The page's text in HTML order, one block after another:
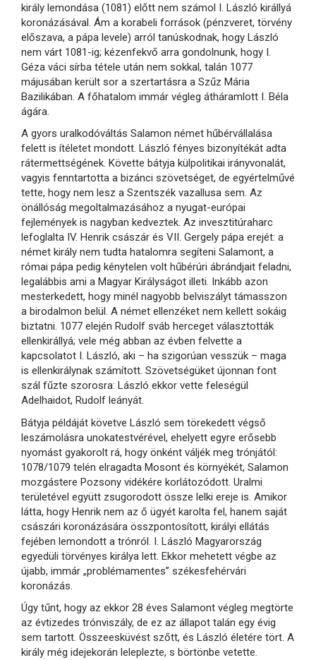
király lemondása (1081) előtt nem számol I. László királlyá
koronázásával. Ám a korabeli források (pénzveret, törvény
előszava, a pápa levele) arról tanúskodnak, hogy László
nem várt 1081-ig; kézenfekvő arra gondolnunk, hogy I.
Géza váci sírba tétele után nem sokkal, talán 1077
májusában került sor a szertartásra a Szűz Mária
Bazilikában. A főhatalom immár végleg átháramlott I. Béla
ágára.
A gyors uralkodóváltás Salamon német hűbérvállalása
felett is ítéletet mondott. László fényes bizonyítékát adta
rátermettségének. Követte bátyja külpolitikai irányvonalát,
vagyis fenntartotta a bizánci szövetséget, de egyértelművé
tette, hogy nem lesz a Szentszék vazallusa sem. Az
önállóság megoltalmazásához a nyugat-európai
fejlemények is nagyban kedveztek. Az invesztitúraharc
lefoglalta IV. Henrik császár és VII. Gergely pápa erejét: a
német király nem tudta hatalomra segíteni Salamont, a
római pápa pedig kénytelen volt hűbérúri ábrándjait feladni,
legalábbis ami a Magyar Királyságot illeti. Inkább azon
mesterkedett, hogy minél nagyobb belviszályt támasszon
a birodalmon belül. A német ellenzéket nem kellett sokáig
biztatni. 1077 elején Rudolf sváb herceget választották
ellenkirállyá; vele még abban az évben felvette a
kapcsolatot I. László, aki – ha szigorúan vesszük – maga
is ellenkirálynak számított. Szövetségüket újonnan font
szál fűzte szorosra: László ekkor vette feleségül
Adelhaidot, Rudolf leányát.
Bátyja példáját követve László sem törekedett végső
leszámolásra unokatestvérével, ehelyett egyre erősebb
nyomást gyakorolt rá, hogy önként váljék meg trónjától:
1078/1079 telén elragadta Mosont és környékét, Salamon
mozgástere Pozsony vidékére korlátozódott. Uralmi
területével együtt zsugorodott össze lelki ereje is. Amikor
látta, hogy Henrik nem az ő ügyét karolta fel, hanem saját
császári koronázására összpontosított, királyi ellátás
fejében lemondott a trónról. I. László Magyarország
egyedüli törvényes királya lett. Ekkor mehetett végbe az
újabb, immár „problémamentes” székesfehérvári
koronázás.
Úgy tűnt, hogy az ekkor 28 éves Salamont végleg megtörte
az évtizedes trónviszály, de ez az állapot talán egy évig
sem tartott. Összeesküvést szőtt, és László életére tört. A
király még idejekorán leleplezte, s börtönbe vetette.